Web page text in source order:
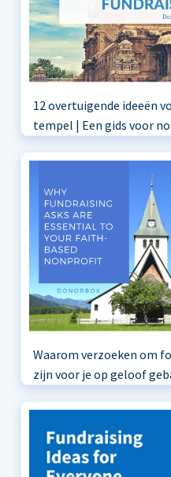
12 overtuigende ideeën
tempel | Een gids voor
Waarom verzoeken om
zijn voor je op geloof